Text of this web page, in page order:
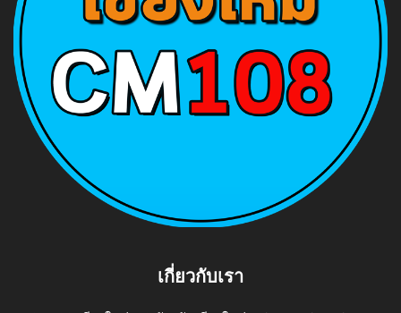
เกี่ยวกับเรา